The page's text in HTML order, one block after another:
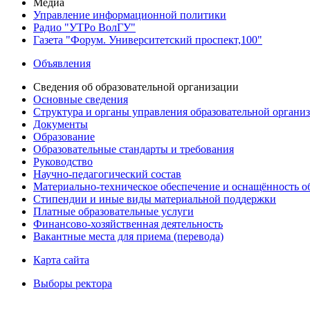
Медиа
Управление информационной политики
Радио "УТРо ВолГУ"
Газета "Форум. Университетский проспект,100"
Объявления
Сведения об образовательной организации
Основные сведения
Структура и органы управления образовательной
Документы
Образование
Образовательные стандарты и требования
Руководство
Научно-педагогический состав
Материально-техническое обеспечение и оснащённость
Стипендии и иные виды материальной поддержки
Платные образовательные услуги
Финансово-хозяйственная деятельность
Вакантные места для приема (перевода)
Карта сайта
Выборы ректора